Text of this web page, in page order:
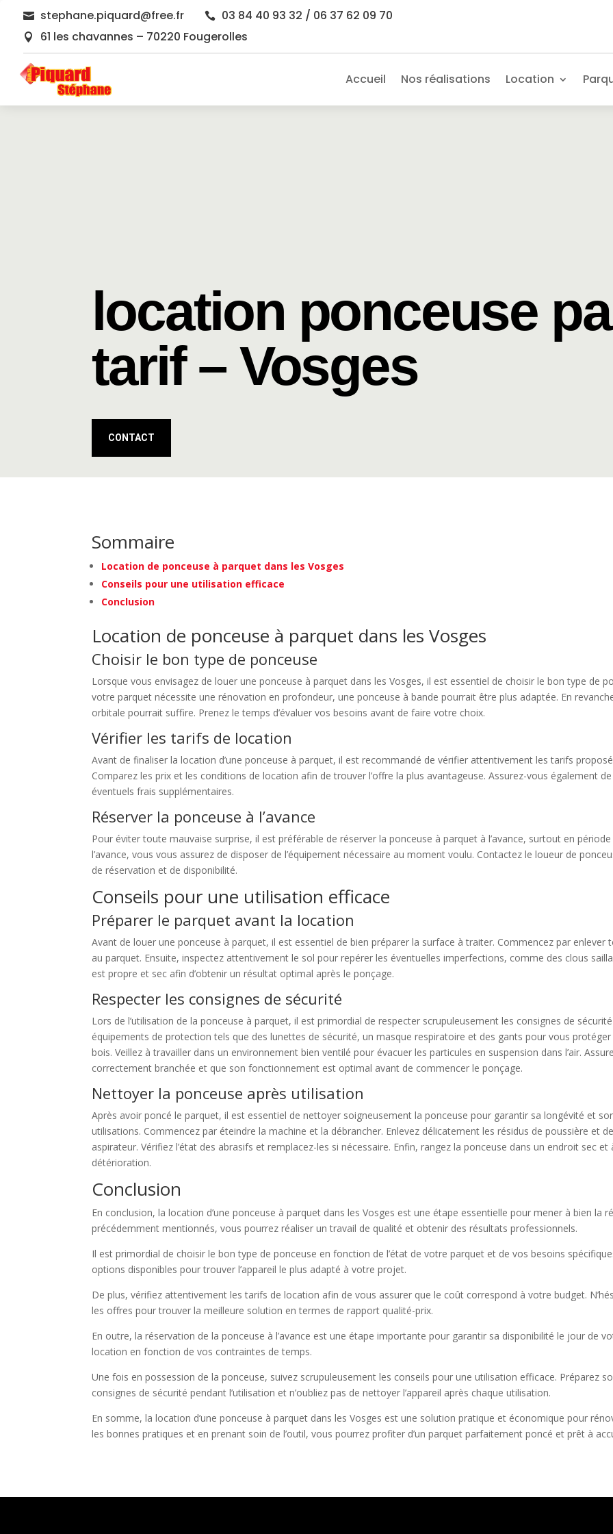
 stephane.piquard@free.fr  03 84 40 93 32 / 06 37 62 09 70
 61 les chavannes – 70220 Fougerolles
Accueil Nos réalisations Location
location ponceuse
tarif – Vosges
CONTACT
Sommaire
Location de ponceuse à parquet dans les Vosges
Conseils pour une utilisation efficace
Conclusion
Location de ponceuse à parquet dans les Vosges
Choisir le bon type de ponceuse
Lorsque vous envisagez de louer une ponceuse à parquet dans les Vosges, il est essentiel de choisir le bon type de
votre parquet nécessite une rénovation en profondeur, une ponceuse à bande pourrait être plus adaptée. En
orbitale pourrait suffire. Prenez le temps d’évaluer vos besoins avant de faire votre choix.
Vérifier les tarifs de location
Avant de finaliser la location d’une ponceuse à parquet, il est recommandé de vérifier attentivement les tarifs
Comparez les prix et les conditions de location afin de trouver l’offre la plus avantageuse. Assurez-vous également
éventuels frais supplémentaires.
Réserver la ponceuse à l’avance
Pour éviter toute mauvaise surprise, il est préférable de réserver la ponceuse à parquet à l’avance, surtout en
l’avance, vous vous assurez de disposer de l’équipement nécessaire au moment voulu. Contactez le loueur de
de réservation et de disponibilité.
Conseils pour une utilisation efficace
Préparer le parquet avant la location
Avant de louer une ponceuse à parquet, il est essentiel de bien préparer la surface à traiter. Commencez par enlever
au parquet. Ensuite, inspectez attentivement le sol pour repérer les éventuelles imperfections, comme des clous
est propre et sec afin d’obtenir un résultat optimal après le ponçage.
Respecter les consignes de sécurité
Lors de l’utilisation de la ponceuse à parquet, il est primordial de respecter scrupuleusement les consignes de
équipements de protection tels que des lunettes de sécurité, un masque respiratoire et des gants pour vous
bois. Veillez à travailler dans un environnement bien ventilé pour évacuer les particules en suspension dans l’air.
correctement branchée et que son fonctionnement est optimal avant de commencer le ponçage.
Nettoyer la ponceuse après utilisation
Après avoir poncé le parquet, il est essentiel de nettoyer soigneusement la ponceuse pour garantir sa longévité et
utilisations. Commencez par éteindre la machine et la débrancher. Enlevez délicatement les résidus de poussière et de
aspirateur. Vérifiez l’état des abrasifs et remplacez-les si nécessaire. Enfin, rangez la ponceuse dans un endroit sec et
détérioration.
Conclusion
En conclusion, la location d’une ponceuse à parquet dans les Vosges est une étape essentielle pour mener à bien la
précédemment mentionnés, vous pourrez réaliser un travail de qualité et obtenir des résultats professionnels.
Il est primordial de choisir le bon type de ponceuse en fonction de l’état de votre parquet et de vos besoins
options disponibles pour trouver l’appareil le plus adapté à votre projet.
De plus, vérifiez attentivement les tarifs de location afin de vous assurer que le coût correspond à votre budget.
les offres pour trouver la meilleure solution en termes de rapport qualité-prix.
En outre, la réservation de la ponceuse à l’avance est une étape importante pour garantir sa disponibilité le jour de
location en fonction de vos contraintes de temps.
Une fois en possession de la ponceuse, suivez scrupuleusement les conseils pour une utilisation efficace. Préparez
consignes de sécurité pendant l’utilisation et n’oubliez pas de nettoyer l’appareil après chaque utilisation.
En somme, la location d’une ponceuse à parquet dans les Vosges est une solution pratique et économique pour
les bonnes pratiques et en prenant soin de l’outil, vous pourrez profiter d’un parquet parfaitement poncé et prêt à